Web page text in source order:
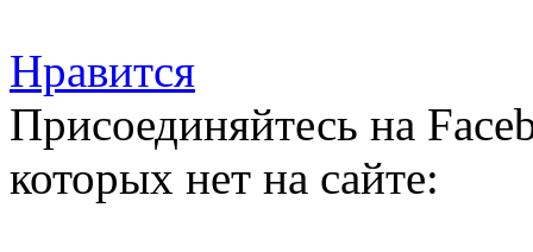
Нравится
Присоединяйтесь на
которых нет на сайте: